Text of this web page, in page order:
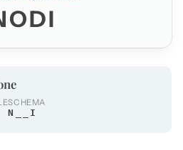
SCHEMA
N__I